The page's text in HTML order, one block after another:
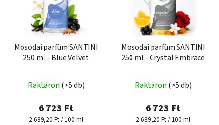
Mosodai parfüm SANTINI
250 ml - Blue Velvet
Raktáron (>5 db)
6 723 Ft
Egységár:
2 689,20 Ft / 100 ml
Mosodai parfüm SANTINI
250 ml - Crystal Embrace
Raktáron (>5 db)
6 723 Ft
Egységár:
2 689,20 Ft / 100 ml